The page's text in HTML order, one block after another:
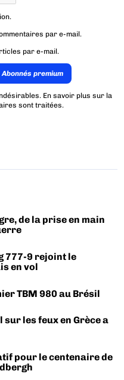
par e-mail.
par e-mail.
premium
En savoir plus sur la
sont traitées.
de la prise en main
777-9 rejoint le
en vol
TBM 980 au Brésil
sur les feux en Grèce a
pour le centenaire de